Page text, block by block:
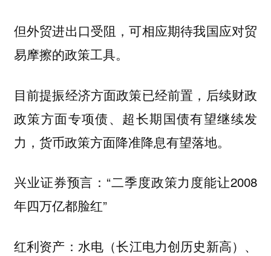
但外贸进出口受阻，可相应期待我国应对贸
易摩擦的政策工具。
目前提振经济方面政策已经前置，后续财政
政策方面专项债、超长期国债有望继续发
力，货币政策方面降准降息有望落地。
兴业证券预言：“二季度政策力度能让2008
年四万亿都脸红”
红利资产： 水电（长江电力创历史新高）、